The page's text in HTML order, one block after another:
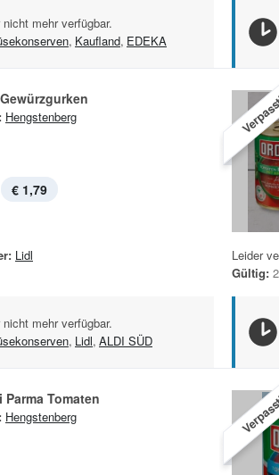
mehr verfügbar.
, Kaufland, EDEKA
Hengstenberg
€ 1,79
Lidl
mehr verfügbar.
, Lidl, ALDI SÜD
Leider
Gültig:
Parma Tomaten
Hengstenberg